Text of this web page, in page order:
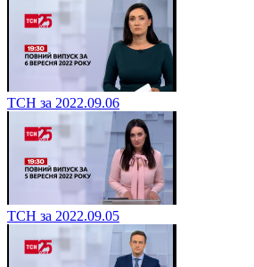
ТСН за 2022.09.06
ТСН за 2022.09.05